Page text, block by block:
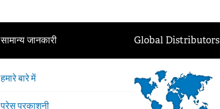
सामान्य जानकारी
हमारे बारे में
प्रेस प्रकाशनी
Global Distributors